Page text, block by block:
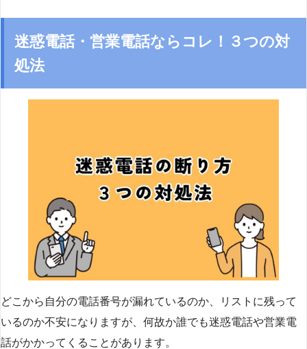
迷惑電話・営業電話ならコレ！３つの対
処法
どこから自分の電話番号が漏れているのか、リストに残って
いるのか不安になりますが、何故か誰でも迷惑電話や営業電
話がかかってくることがあります。